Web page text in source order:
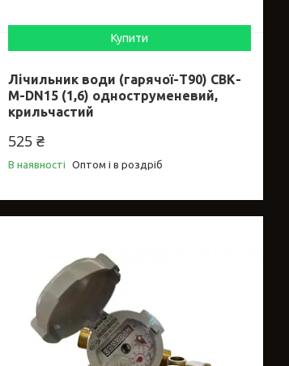
Купити
Лічильник води (гарячої-Т90) СВК-
М-DN15 (1,6) одноструменевий,
крильчастий
525 ₴
В наявності Оптом і в роздріб